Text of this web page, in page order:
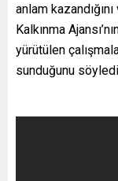
anlam
Kalkınma
yürütülen
sunduğunu